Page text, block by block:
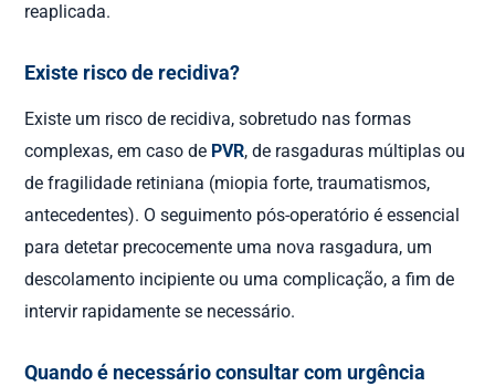
reaplicada.
Existe risco de recidiva?
Existe um risco de recidiva, sobretudo nas formas
complexas, em caso de PVR, de rasgaduras múltiplas ou
de fragilidade retiniana (miopia forte, traumatismos,
antecedentes). O seguimento pós-operatório é essencial
para detetar precocemente uma nova rasgadura, um
descolamento incipiente ou uma complicação, a fim de
intervir rapidamente se necessário.
Quando é necessário consultar com urgência